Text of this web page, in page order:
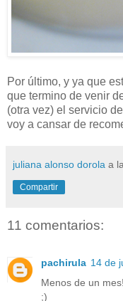
Por último, y ya que
que termino de venir
(otra vez) el servicio
voy a cansar de
juliana alonso dorola a
Compartir
11 comentarios:
pachirula 14 de
Menos de un
;)